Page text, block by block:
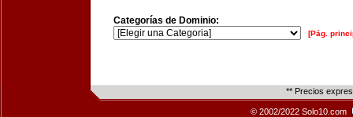
Categorías de Dominio:
[Pág.
** Precios
© 2002/2022 Solo10.com